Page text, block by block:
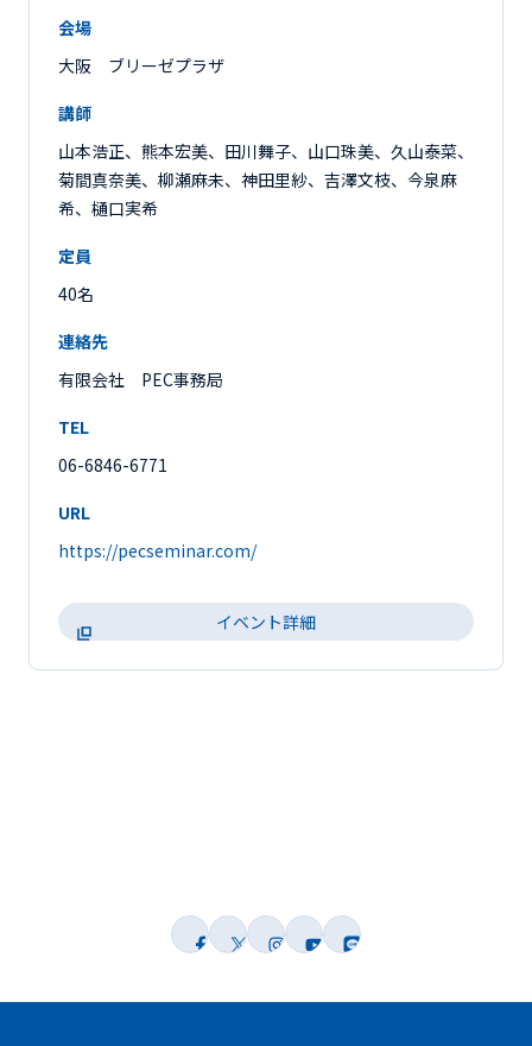
会場
大阪 ブリーゼプラザ
講師
山本浩正、熊本宏美、田川舞子、山口珠美、久山泰菜、
菊間真奈美、柳瀬麻未、神田里紗、吉澤文枝、今泉麻
希、樋口実希
定員
40名
連絡先
有限会社 PEC事務局
TEL
06-6846-6771
URL
https://pecseminar.com/
イベント詳細